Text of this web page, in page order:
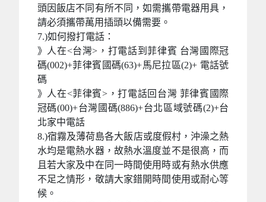
頭因飯店不同有所不同，如需攜帶電器用具，
請必須攜帶萬用插頭以備需要。
7.)如何撥打電話：
》人在<台灣>，打電話到菲律賓 台灣國際冠
碼(002)+菲律賓國碼(63)+馬尼拉區(2)+ 電話號
碼
》人在<菲律賓>，打電話回台灣 菲律賓國際
冠碼(00)+台灣國碼(886)+台北區域號碼(2)+台
北家中電話
8.)宿霧及薄荷島各大飯店或度假村，沖澡之熱
水均是電熱水器，故熱水溫度並不是很高，而
且若大家及中在同一時間使用時或有熱水供應
不足之情形，敬請大家錯開時間使用或耐心等
候。